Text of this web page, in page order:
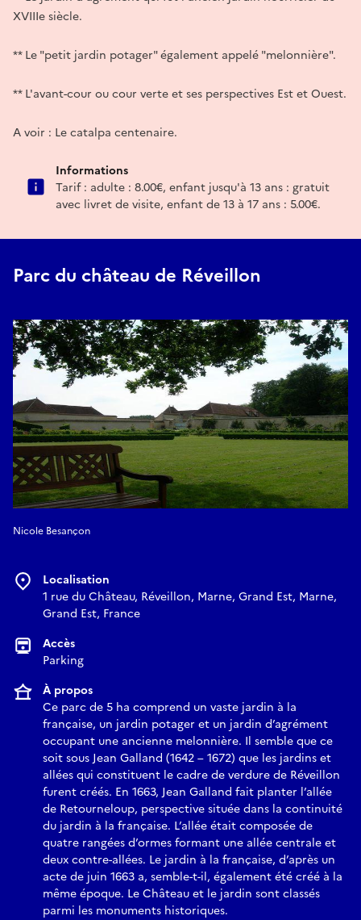
XVIIIe siècle.
** Le "petit jardin potager" également appelé "melonnière".
** L'avant-cour ou cour verte et ses perspectives Est et Ouest.
A voir : Le catalpa centenaire.
Informations
Tarif : adulte : 8.00€, enfant jusqu'à 13 ans : gratuit
avec livret de visite, enfant de 13 à 17 ans : 5.00€.
Parc du château de Réveillon
Nicole Besançon
Localisation
1 rue du Château, Réveillon, Marne, Grand Est, Marne,
Grand Est, France
Accès
Parking
À propos
Ce parc de 5 ha comprend un vaste jardin à la
française, un jardin potager et un jardin d’agrément
occupant une ancienne melonnière. Il semble que ce
soit sous Jean Galland (1642 – 1672) que les jardins et
allées qui constituent le cadre de verdure de Réveillon
furent créés. En 1663, Jean Galland fait planter l’allée
de Retourneloup, perspective située dans la continuité
du jardin à la française. L’allée était composée de
quatre rangées d’ormes formant une allée centrale et
deux contre-allées. Le jardin à la française, d’après un
acte de juin 1663 a, semble-t-il, également été créé à la
même époque. Le Château et le jardin sont classés
parmi les monuments historiques.